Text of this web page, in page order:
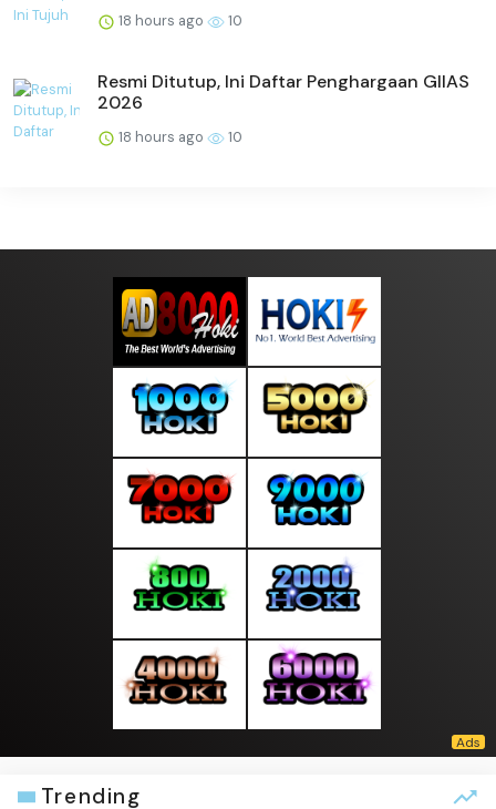
18 hours ago 10
Resmi Ditutup, Ini Daftar Penghargaan GIIAS
2026
18 hours ago 10
Trending